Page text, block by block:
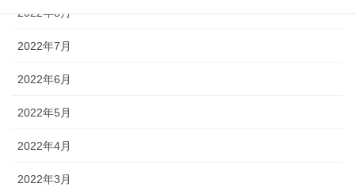
2022年8月
2022年7月
2022年6月
2022年5月
2022年4月
2022年3月